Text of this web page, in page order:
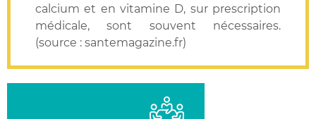
calcium et en vitamine D, sur prescription
médicale, sont souvent nécessaires.
(source : santemagazine.fr)